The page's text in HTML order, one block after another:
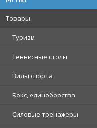
Товары
Туризм
Теннисные столы
Виды спорта
Бокс, единоборства
Силовые тренажеры